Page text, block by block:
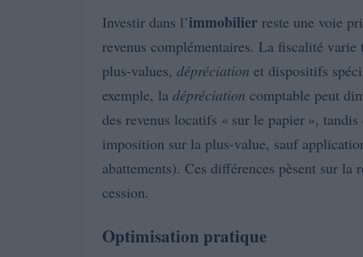
Investir dans l’immobilier reste une voie
revenus complémentaires. La fiscalité
plus-values, dépréciation et dispositifs
exemple, la dépréciation comptable peut
des revenus locatifs « sur le papier »,
imposition sur la plus-value, sauf
abattements). Ces différences pèsent sur
cession.
Optimisation pratique